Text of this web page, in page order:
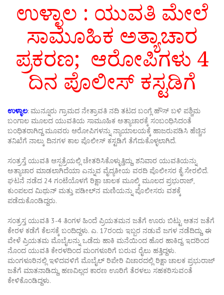
ಉಳ್ಳಾಲ : ಯುವತಿ ಮೇಲೆ
ಸಾಮೂಹಿಕ ಅತ್ಯಾಚಾರ
ಪ್ರಕರಣ; ಆರೋಪಿಗಳು 4
ದಿನ ಪೊಲೀಸ್‌ ಕಸ್ಟಡಿಗೆ
ಉಳ್ಳಾಲ: ಮುನ್ನೂರು ಗ್ರಾಮದ ನೇತ್ರಾವತಿ ನದಿ ತಟದ ಬಂಗ್ಲೆ ಹೌಸ್‌ ಬಳಿ ಪಶ್ಚಿಮ
ಬಂಗಾಲ ಮೂಲದ ಯುವತಿಯ ಸಾಮೂಹಿಕ ಅತ್ಯಾಚಾರಕ್ಕೆ ಸಂಬಂಧಿಸಿದಂತೆ
ಬಂಧಿತರಾಗಿದ್ದ ಮೂವರು ಆರೋಪಿಗಳನ್ನು ನ್ಯಾಯಾಲಯಕ್ಕೆ ಹಾಜರುಪಡಿಸಿ ಹೆಚ್ಚಿನ
ತನಿಖೆಗೆ ನಾಲ್ಕು ದಿನಗಳ ಕಾಲ ಪೊಲೀಸ್‌ ಕಸ್ಟಡಿಗೆ ತೆಗೆದುಕೊಳ್ಳಲಾಗಿದೆ.
ಸಂತ್ರಸ್ತೆ ಯುವತಿ ಆಸ್ಪತ್ರೆಯಲ್ಲಿ ಚೇತರಿಸಿಕೊಳ್ಳುತ್ತಿದ್ದು, ಶನಿವಾರ ಯುವತಿಯನ್ನು
ಅತ್ಯಾಚಾರ ಮಾಡಲಾಗಿದೆಯಾ ಎನ್ನುವ ವೈದ್ಯಕೀಯ ವರದಿ ಪೊಲೀಸರ ಕೈ ಸೇರಲಿದೆ.
ಘಟನೆ ನಡೆದ 24 ಗಂಟೆಯೊಳಗೆ ರಿಕ್ಷಾ ಚಾಲಕ ಮೂಲ್ಕಿ ಮೂಲದ ಪ್ರಭುರಾಜ್‌,
ಕುಂಪಲದ ಮಿಥುನ್‌ ಮತ್ತು ಪಡೀಲ್‌ನ ಮಣಿಯನ್ನು ಪೊಲೀಸರು ವಶಕ್ಕೆ
ಪಡೆದುಕೊಂಡಿದ್ದರು.
ಸಂತ್ರಸ್ತ ಯುವತಿ 3-4 ತಿಂಗಳ ಹಿಂದೆ ಪ್ರಿಯತಮನ ಜತೆಗೆ ಊರು ಬಿಟ್ಟು ಆತನ ಜತೆಗೆ
ಕೇರಳ ಕಡೆಗೆ ಕೆಲಸಕ್ಕೆ ಬಂದಿದ್ದಳು. ಎ. 17ರಂದು ಇಬ್ಬರ ನಡುವೆ ಜಗಳ ನಡೆದಿದ್ದು, ಈ
ವೇಳೆ ಪ್ರಿಯತಮ ಮೊಬೈಲನ್ನು ಒಡೆದು ಹಾಕಿ ಮನೆಯಿಂದ ಹೊರ ಹಾಕಿದ್ದ. ಇದರಿಂದ
ನೊಂದ ಯುವತಿ ಕೇರಳದಿಂದ ಮಂಗಳೂರಿಗೆ ಬರುವ ರೈಲು ಹತ್ತಿದ್ದಳು.
ಮಂಗಳೂರಿನಲ್ಲಿ ಇಳಿದವಳಿಗೆ ಮೊಬೈಲ್‌ ರಿಪೇರಿ ವಿಚಾರದಲ್ಲಿ ರಿಕ್ಷಾ ಚಾಲಕ ಪ್ರಭುರಾಜ್‌
ಜತೆಗೆ ಮಾತನಾಡಿದ್ದು, ಹಣವಿಲ್ಲದ ಕಾರಣ ಊರಿಗೆ ತೆರಳಲು ಸಹಕರಿಸುವಂತೆ
ಕೇಳಿಕೊಂಡಿದ್ದಳು.